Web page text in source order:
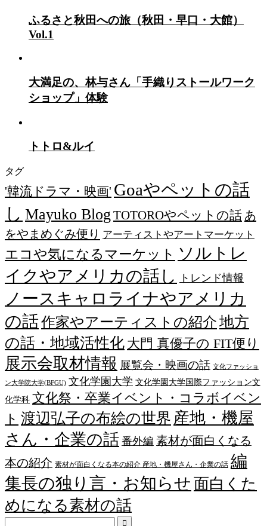
ふるさと秋田への旅（秋田・早口・大館）
Vol.1
大満足の、林与さん「手織りストールワーク
ショップ」体験
トトロ&ルイ
タグ
'韓流ドラマ・映画' Goaやペットの話
し Mayuko Blog TOTOROやペットの話 あ
をやまめぐみ便り アーティストやアートマーケット
エコや気になるマーケット ソルトレ
イクやアメリカの話し
トレンド情報
ノースキャロライナやアメリカ
の話作家やアーティストの紹介地方
の話・地域活性化 大門 真優子の FIT便り
展示会取材情報 展覧会・映画の話 文化ファッショ
ン大学院大学(BFGU) 文化学園大学 文化学園大学国際ファッション文
化学科 文化祭・卒業イベント・コラボイベン
ト 渡辺弘子の布絵の世界 産地・機屋
さん・企業の話 番外編 素材が面白くなる
本の紹介 素材が面白くなる本の紹介 産地・機屋さん・企業の話 編
集長の独り言・お知らせ 面白くた
めになる素材の話